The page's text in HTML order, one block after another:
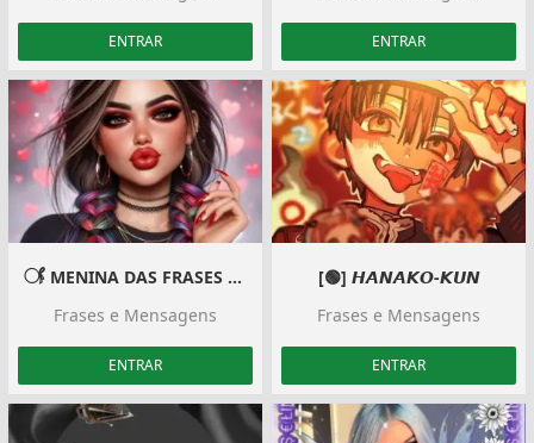
ENTRAR ENTRAR
𓋜 MENINA DAS FRASES 𓋜
Frases e Mensagens
ENTRAR
[🟢] 𝙃𝘼𝙉𝘼𝙆𝙊-𝙆𝙐𝙉
Frases e Mensagens
ENTRAR